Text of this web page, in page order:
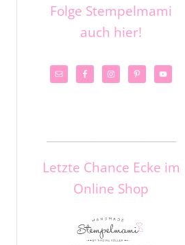
Folge Stempelmami
auch hier!
Letzte Chance Ecke im
Online Shop